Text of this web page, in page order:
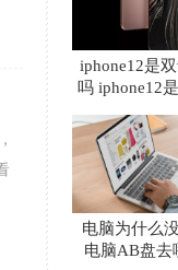
iphone12是
吗 iphone12
电脑为什么
电脑AB盘去